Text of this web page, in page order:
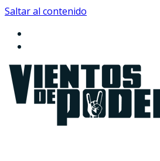
Saltar al contenido